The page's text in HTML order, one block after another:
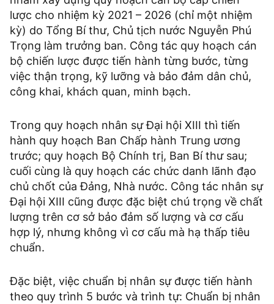
lược cho nhiệm kỳ 2021 – 2026 (chỉ một nhiệm
kỳ) do Tổng Bí thư, Chủ tịch nước Nguyễn Phú
Trọng làm trưởng ban. Công tác quy hoạch cán
bộ chiến lược được tiến hành từng bước, từng
việc thận trọng, kỹ lưỡng và bảo đảm dân chủ,
công khai, khách quan, minh bạch.
Trong quy hoạch nhân sự Đại hội XIII thì tiến
hành quy hoạch Ban Chấp hành Trung ương
trước; quy hoạch Bộ Chính trị, Ban Bí thư sau;
cuối cùng là quy hoạch các chức danh lãnh đạo
chủ chốt của Đảng, Nhà nước. Công tác nhân sự
Đại hội XIII cũng được đặc biệt chú trọng về chất
lượng trên cơ sở bảo đảm số lượng và cơ cấu
hợp lý, nhưng không vì cơ cấu mà hạ thấp tiêu
chuẩn.
Đặc biệt, việc chuẩn bị nhân sự được tiến hành
theo quy trình 5 bước và trình tự: Chuẩn bị nhân